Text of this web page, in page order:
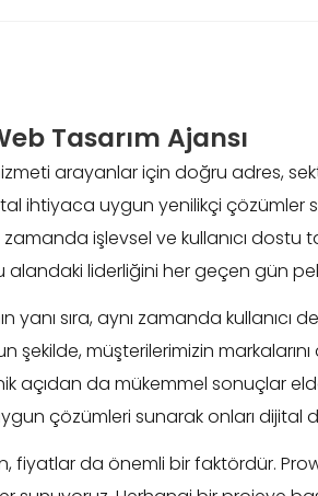
Tasarım Ajansı
arayanlar için doğru adres,
ihtiyaca uygun yenilikçi çözümler
işlevsel ve kullanıcı dostu
alandaki liderliğini her geçen gün
yanı sıra, aynı zamanda kullanıcı
şekilde, müşterilerimizin
açıdan da mükemmel sonuçlar
çözümleri sunarak onları
fiyatlar da önemli bir faktördür.